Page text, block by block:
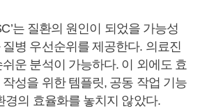
는 질환의 원인이 되었을 가능성
병 우선순위를 제공한다. 의료진
운 분석이 가능하다. 이 외에도 효
성을 위한 템플릿, 공동 작업 기능
경의 효율화를 놓치지 않았다.